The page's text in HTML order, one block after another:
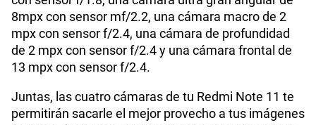
América Móvil Perú S.A.C. | RUC 20467534026
Todos los derechos reservados 2026
Términos y condiciones de la web
Política de Privacidad Derechos ARCO |
Sistema de consultas Tarifarias |Neutralidad de Red |
Sistema de Consulta de Deudas|Legal y regulatorio